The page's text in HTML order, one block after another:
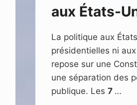
aux États-
La politique aux
présidentielles ni
repose sur une
une séparation des
publique. Les 7 …